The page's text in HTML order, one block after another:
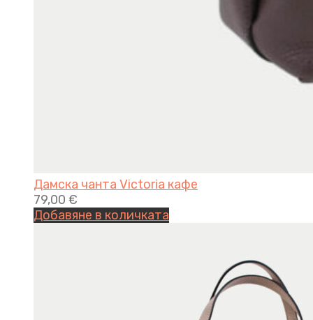
Дамска чанта Victoria кафе
79,00 €
Добавяне в количката